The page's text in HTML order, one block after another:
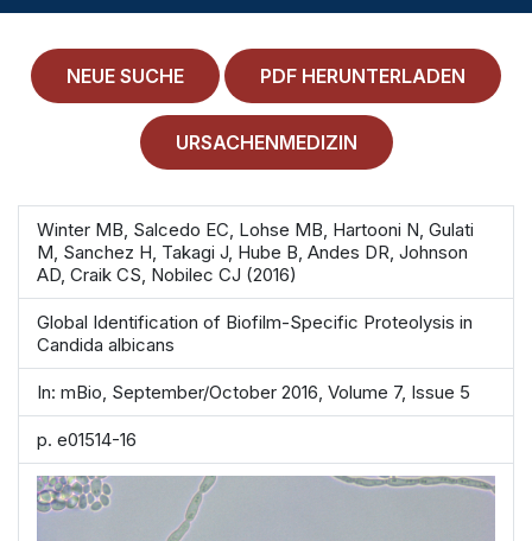
IMPRESSUM
ALLGEMEINE GESCHÄFTSBEDINGUNGEN
NORMAMED SERVICE
Ärztehaus Mitte,In den Ministergärten 1,
10117 Berlin
49 30 212 34 36 300
service@normamed.com
NEUE SUCHE PDF HERUNTERLADEN
URSACHENMEDIZIN
Winter MB, Salcedo EC, Lohse MB, Hartooni N, Gulati
M, Sanchez H, Takagi J, Hube B, Andes DR, Johnson
AD, Craik CS, Nobilec CJ (2016)
Global Identification of Biofilm-Specific Proteolysis in
Candida albicans
In: mBio, September/October 2016, Volume 7, Issue 5
p. e01514-16